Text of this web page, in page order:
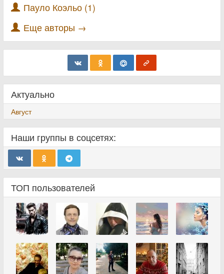
Пауло Коэльо (1)
Еще авторы →
Актуально
Август
Наши группы в соцсетях:
ТОП пользователей